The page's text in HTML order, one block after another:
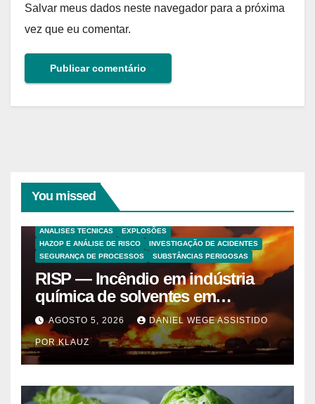
Salvar meus dados neste navegador para a próxima
vez que eu comentar.
You missed
ANALISES TECNICAS
EXPLOSÕES
HAZOP E ANÁLISE DE RISCO
INVESTIGAÇÃO DE ACIDENTES
SEGURANÇA DE PROCESSOS
SUBSTÂNCIAS PERIGOSAS
RISP — Incêndio em indústria
química de solventes em
Itaquaquecetuba/SP
(UNIQUIMA/Quema)
AGOSTO 5, 2026 DANIEL WEGE ASSISTIDO
POR KLAUZ